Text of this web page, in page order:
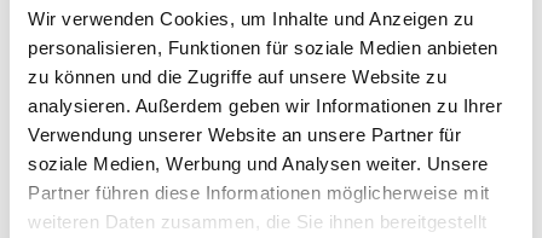
Wir verwenden Cookies, um Inhalte und Anzeigen zu
personalisieren, Funktionen für soziale Medien anbieten
zu können und die Zugriffe auf unsere Website zu
analysieren. Außerdem geben wir Informationen zu Ihrer
Verwendung unserer Website an unsere Partner für
soziale Medien, Werbung und Analysen weiter. Unsere
Partner führen diese Informationen möglicherweise mit
weiteren Daten zusammen, die Sie ihnen bereitgestellt
RFIVE - IMMOBILIEN GbR